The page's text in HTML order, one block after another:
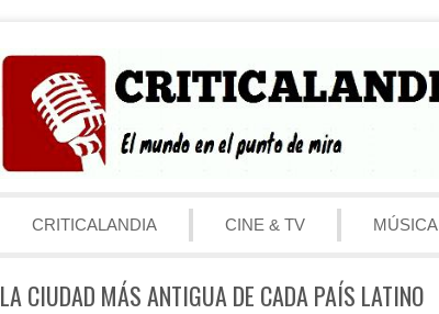
Menú
CRITICALANDIA
CINE & TV MÚSICA
LA CIUDAD MÁS ANTIGUA DE CADA PAÍS LATINO